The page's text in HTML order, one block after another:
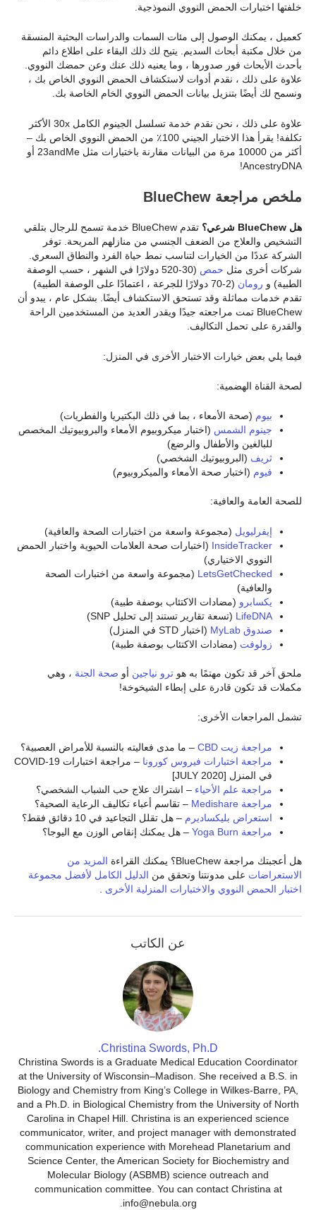
خلفتها اختبارات الحمض النووي النموذجية.
كعميل ، يمكنك الوصول إلى مئات السمات والدراسات البحثية المنسقة
من خلال مكتبة أبحاث السديم. يتيح لك ذلك البقاء على اطلاع دائم
بأحدث الأبحاث فور صدورها ، وما يعنيه ذلك عنك وعن حمضك النووي.
علاوة على ذلك ، نقدم أدوات لاستكشاف الحمض النووي الخاص بك ،
ونسمح لك أيضًا بتنزيل بيانات الحمض النووي الخام الخاصة بك.
علاوة على ذلك ، نحن نقدم خدمة تسلسل الجينوم الكامل 30x الأكثر
تكلفة! يقرأ هذا الاختبار الجيني 100٪ من الحمض النووي الخاص بك –
أكثر من 10000 مرة من البيانات مقارنة باختبارات مثل 23andMe أو
AncestryDNA!
ملخص مراجعة BlueChew
هل BlueChew شرعي؟
تقدم BlueChew خدمة تسمح للرجال بتلقي
التشخيص والعلاج من الضعف الجنسي من منازلهم المريحة. توفر
الشركة عددًا من الخيارات لتناسب نمط حياة الفرد والنطاق السعري.
شركات أخرى مثل حمص
(30-520 دولارًا في الشهر ، حسب الوصفة
الطبية) و رومان
(2-70 دولارًا للجرعة ، اعتمادًا على الوصفة الطبية)
تقدم خدمات مماثلة وقد تستحق الاستكشاف أيضًا. بشكل عام ، يبدو أن
BlueChew تمت مراجعته جيدًا ويقدر العديد من المستخدمين الراحة
والقدرة على تحمل التكاليف.
فيما يلي بعض خيارات الاختبار الأخرى في المنزل:
لصحة القناة الهضمية:
بيوم (صحة الأمعاء ، بما في ذلك البكتيريا والفطريات)
جينوم الشمس (اختبار ميكروبيوم الأمعاء والبروبيوتيك المخصص
للبالغين والأطفال والرضع)
ثريف (البروبيوتيك الشخصي)
فيوم (اختبار صحة الأمعاء والميكروبيوم)
للصحة العامة والعافية:
إيفرليويل (مجموعة واسعة من اختبارات الصحة والعافية)
InsideTracker (اختبارات صحة العلامات الحيوية واختبار الحمض
النووي الاختياري)
LetsGetChecked (مجموعة واسعة من اختبارات الصحة
والعافية)
يكسابرو (مضادات الاكتئاب بوصفة طبية)
LifeDNA (تسعة تقارير تستند إلى تحليل SNP)
صندوق MyLab
(اختبار STD في المنزل)
زولوفت (مضادات الاكتئاب بوصفة طبية)
ملحق آخر قد تكون مهتمًا به هو ترو نياجين أو صحة الجنة ، وهي
مكملات قد تكون قادرة على إبطاء الشيخوخة!
تشمل المراجعات الأخرى:
مراجعة زيت CBD
– ما مدى فعاليته بالنسبة للأمراض العصبية؟
مراجعة اختبارات فيروس كورونا
– مراجعة اختبارات COVID-19
في المنزل [JULY 2020]
مراجعة علم الأحياء – اشتراك علاج حب الشباب الشخصي؟
مراجعة Medishare
– تقاسم أعباء تكاليف الرعاية الصحية؟
استعراض بليكساديرم – هل تقلل التجاعيد في 10 دقائق فقط؟
مراجعة Yoga Burn
– هل يمكنك إنقاص الوزن مع اليوجا؟
هل أعجبتك مراجعة BlueChew؟ يمكنك القراءة
المزيد من
الاستعراضات على مدونتنا وتحقق من الدليل الكامل لأفضل مجموعة
اختبار الحمض النووي والاختبارات المنزلية الأخرى
عن الكاتب
Christina Swords, Ph.D.
Christina Swords is a Graduate Medical Education Coordinator
at the University of Wisconsin–Madison. She received a B.S. in
Biology and Chemistry from King’s College in Wilkes-Barre, PA,
and a Ph.D. in Biological Chemistry from the University of North
Carolina in Chapel Hill. Christina is an experienced science
communicator, writer, and project manager with demonstrated
communication experience with Morehead Planetarium and
Science Center, the American Society for Biochemistry and
Molecular Biology (ASBMB) science outreach and
communication committee. You can contact Christina at
info@nebula.org.